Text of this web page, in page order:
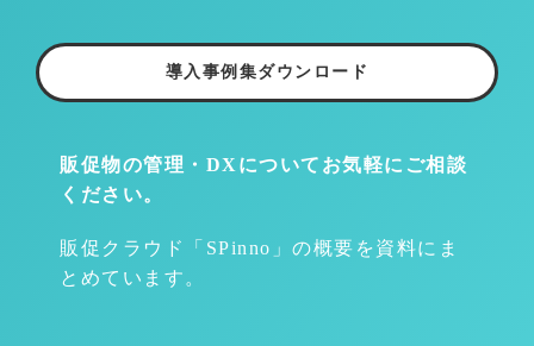
販促物の管理・DXについて お気軽にご相談
ください。
販促クラウド「SPinno」の概要を資料にま
とめています。
導入事例集ダウンロード